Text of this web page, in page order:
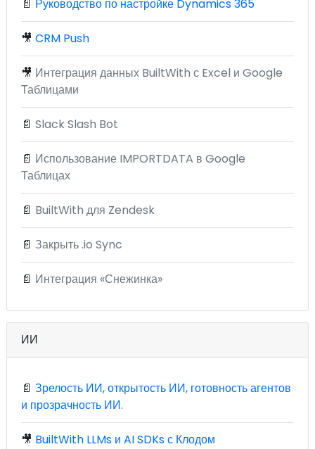
📄 Руководство по настройке Dynamics 365
🎥 CRM Push
🎥 Интеграция данных BuiltWith с Excel и Google
Таблицами
📄 Slack Slash Bot
📄 Использование IMPORTDATA в Google
Таблицах
📄 BuiltWith для Zendesk
📄 Закрыть .io Sync
📄 Интеграция «Снежинка»
ИИ
📄 Зрелость ИИ, открытость ИИ, готовность агентов
и прозрачность ИИ.
🎥 BuiltWith LLMs и AI SDKs с Клодом